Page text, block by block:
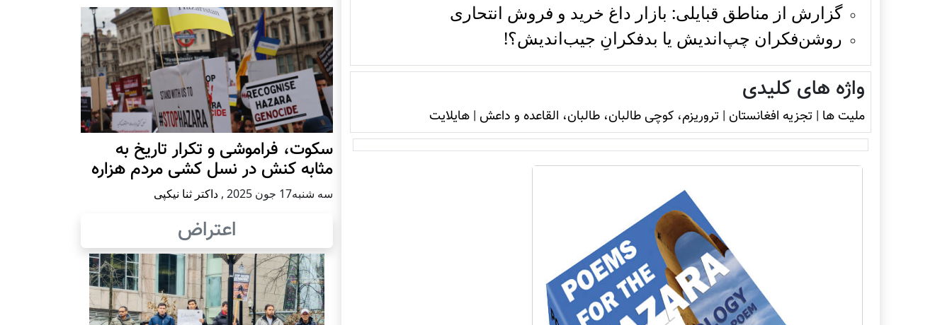
گزارش از مناطق قبایلی: بازار داغ خرید و فروش انتحاری
روشن‌فکران چپ‌اندیش یا بدفکرانِ جیب‌اندیش؟!
واژه های کلیدی
ملیت ها | تجزیه افغانستان | تروريزم، کوچی طالبان، طالبان، القاعده و داعش | هایلایت
سکوت، فراموشی و تکرار تاريخ به
مثابه کنش در نسل کشی مردم هزاره
سه شنبه17 جون 2025 , داکتر ثنا نیکپی
اعتراض